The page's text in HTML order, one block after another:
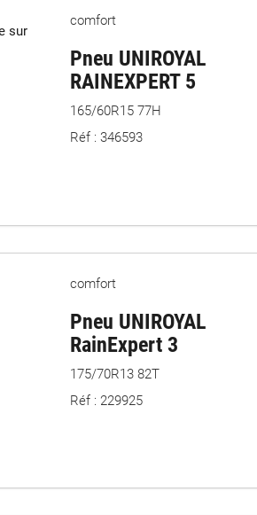
comfort
Pneu UNIROYAL
RAINEXPERT 5
165/60R15 77H
Réf : 346593
comfort
Pneu UNIROYAL
RainExpert 3
175/70R13 82T
Réf : 229925